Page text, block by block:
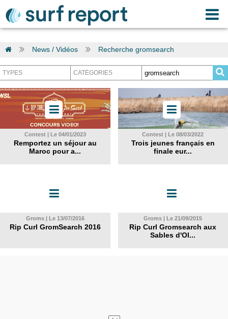
News / Vidéos Recherche gromsearch
Contest | Le 04/01/2023
Remportez un séjour au
Maroc pour a...
Contest | Le 08/03/2022
Trois jeunes français en
finale eur...
Groms | Le 13/07/2016
Rip Curl GromSearch 2016
Groms | Le 21/09/2015
Rip Curl Gromsearch aux
Sables d'Ol...